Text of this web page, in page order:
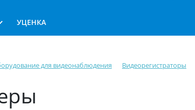
УЦЕНКА
для видеонаблюдения Видеорегистраторы